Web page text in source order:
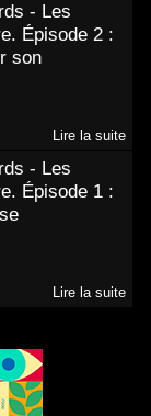
- Les
Épisode 2 :
son
Lire la suite
- Les
Épisode 1 :
Lire la suite